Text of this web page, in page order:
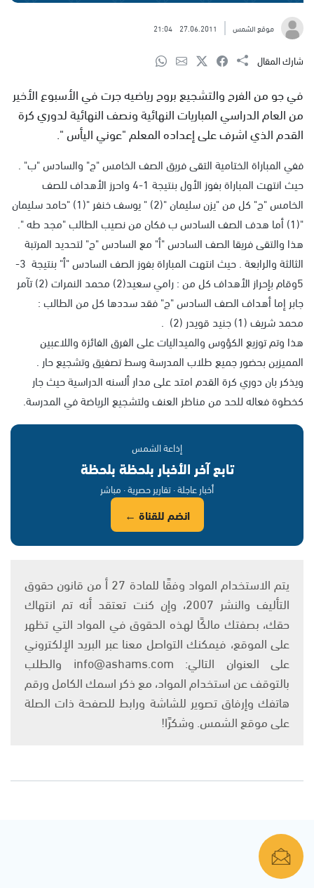
موقع الشمس 27.06.2011
21:04
شارك المقال
في جو من الفرح والتشجيع بروح رياضيه جرت في الأسبوع الأخير
من العام الدراسي المباريات النهائية ونصف النهائية لدوري كرة
القدم الذي اشرف على إعداده المعلم "عوني اليأس ".
ففي المباراة الختامية التقى فريق الصف الخامس "ج" والسادس "ب" .
حيث انتهت المباراة بفوز الأول بنتيجة 1-4 واحرز الأهداف للصف
الخامس "ج" كل من "يزن سليمان "(2) " يوسف خنفر "(1) "حامد سليمان
"(1) أما هدف الصف السادس ب فكان من نصيب الطالب "مجد طه ".
هذا والتقى فريقا الصف السادس "أ" مع السادس "ج" لتحديد المرتبة
الثالثة والرابعة . حيث انتهت المباراة بفوز الصف السادس "أ" بنتيجة 3-
5وقام بإحراز الأهداف كل من : رامي سعيد(2) محمد النمرات (2) تآمر
جابر إما أهداف الصف السادس "ج" فقد سددها كل من الطالب :
محمد شريف (1) جنيد قويدر (2) .
هذا وتم توزيع الكؤوس والميداليات على الفرق الفائزة واللاعبين
المميزين بحضور جميع طلاب المدرسة وسط تصفيق وتشجيع حار .
ويذكر بان دوري كرة القدم امتد على مدار ألسنه الدراسية حيث جار
كخطوة فعاله للحد من مناظر العنف ولتشجيع الرياضة في المدرسة.
إذاعة الشمس
تابع آخر الأخبار بلحظة بلحظة
أخبار عاجلة · تقارير حصرية · مباشر
انضم للقناة ←
يتم الاستخدام المواد وفقًا للمادة 27 أ من قانون حقوق
التأليف والنشر 2007، وإن كنت تعتقد أنه تم انتهاك
حقك، بصفتك مالكًا لهذه الحقوق في المواد التي تظهر
على الموقع، فيمكنك التواصل معنا عبر البريد الإلكتروني
على العنوان التالي: info@ashams.com والطلب
بالتوقف عن استخدام المواد، مع ذكر اسمك الكامل ورقم
هاتفك وإرفاق تصوير للشاشة ورابط للصفحة ذات الصلة
على موقع الشمس. وشكرًا!